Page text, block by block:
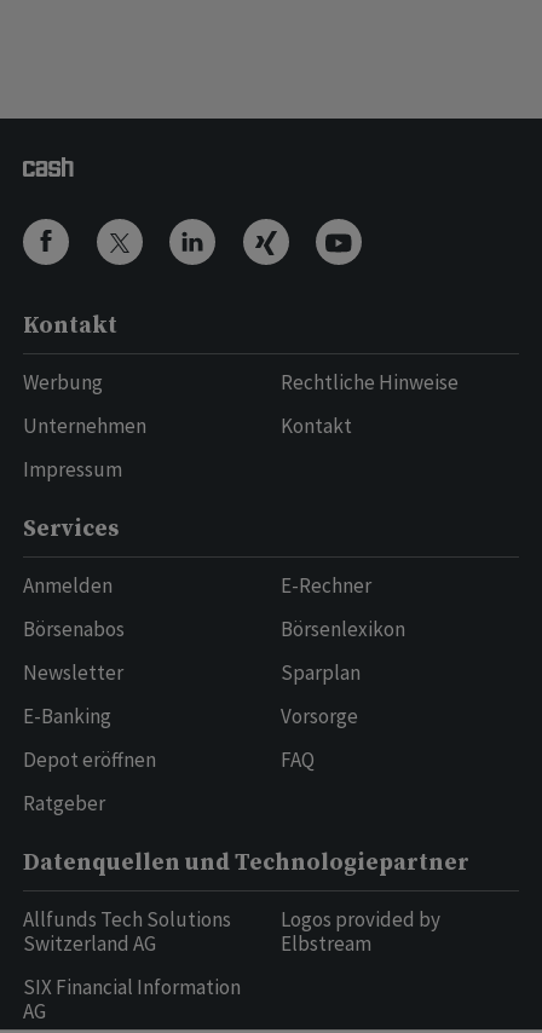
Kontakt
Werbung
Unternehmen
Impressum
Rechtliche Hinweise
Kontakt
Services
Anmelden
Börsenabos
Newsletter
E-Banking
Depot eröffnen
Ratgeber
E-Rechner
Börsenlexikon
Sparplan
Vorsorge
FAQ
Datenquellen und Technologiepartner
Allfunds Tech Solutions
Switzerland AG
SIX Financial Information
AG
Logos provided by
Elbstream